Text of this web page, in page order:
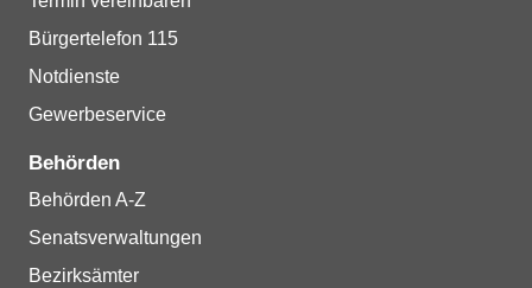
Bürgertelefon 115
Notdienste
Gewerbeservice
Behörden
Behörden A-Z
Senatsverwaltungen
Bezirksämter